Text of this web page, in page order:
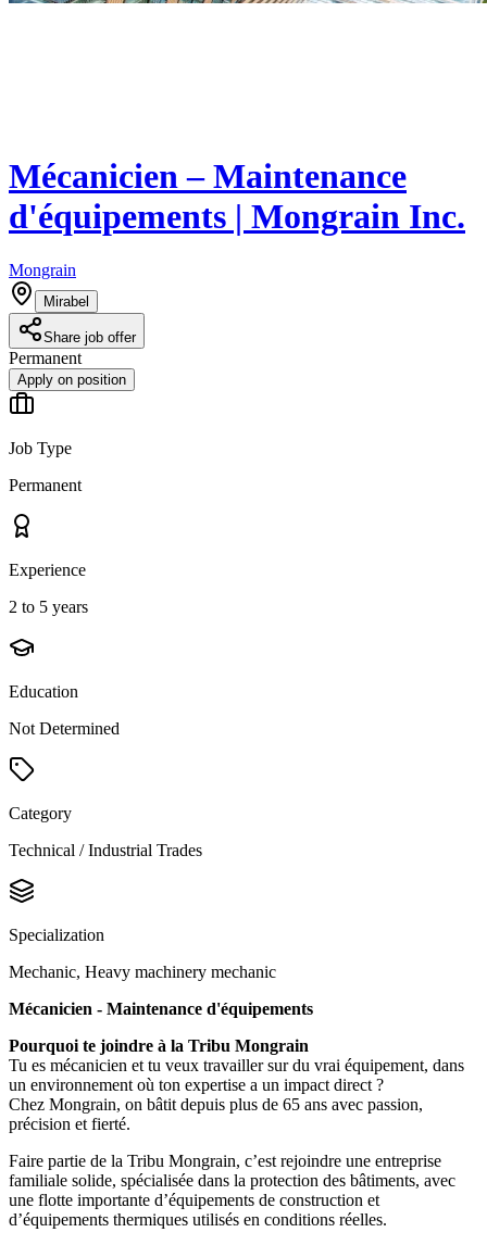
Mécanicien – Maintenance
d'équipements | Mongrain Inc.
Mongrain
Mirabel
Share job offer
Permanent
Apply on position
Job Type
Permanent
Experience
2 to 5 years
Education
Not Determined
Category
Technical / Industrial Trades
Specialization
Mechanic, Heavy machinery mechanic
Mécanicien - Maintenance d'équipements
Pourquoi te joindre à la Tribu Mongrain
Tu es mécanicien et tu veux travailler sur du vrai équipement, dans
un environnement où ton expertise a un impact direct ?
Chez Mongrain, on bâtit depuis plus de 65 ans avec passion,
précision et fierté.
Faire partie de la Tribu Mongrain, c’est rejoindre une entreprise
familiale solide, spécialisée dans la protection des bâtiments, avec
une flotte importante d’équipements de construction et
d’équipements thermiques utilisés en conditions réelles.